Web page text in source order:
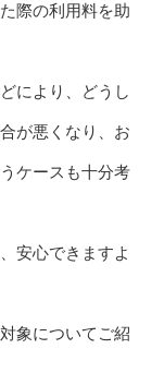
際の利用料を助
により、どうし
が悪くなり、お
ケースも十分考
安心できますよ
象についてご紹